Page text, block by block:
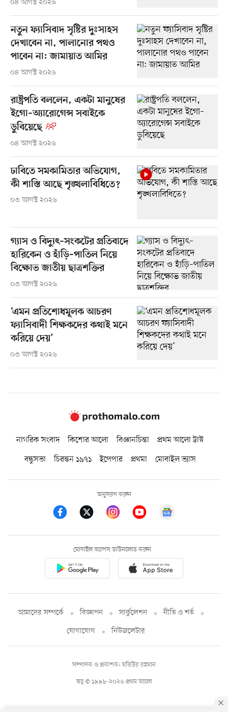
০৪ আগস্ট ২০২৬
নতুন ফ্যাসিবাদ সৃষ্টির দুঃসাহস
দেখাবেন না, পালানোর পথও
পাবেন না: জামায়াত আমির
০৪ আগস্ট ২০২৬
রাষ্ট্রপতি বললেন, একটা মানুষের
ইগো–অ্যারোগেন্স সবাইকে
ডুবিয়েছে
০৪ আগস্ট ২০২৬
ঢাবিতে সমকামিতার অভিযোগ,
কী শাস্তি আছে শৃঙ্খলাবিধিতে?
০৩ আগস্ট ২০২৬
গ্যাস ও বিদ্যুৎ–সংকটের প্রতিবাদে
হারিকেন ও হাঁড়ি–পাতিল নিয়ে
বিক্ষোভ জাতীয় ছাত্রশক্তির
০৩ আগস্ট ২০২৬
‘এমন প্রতিশোধমূলক আচরণ
ফ্যাসিবাদী শিক্ষকদের কথাই মনে
করিয়ে দেয়’
০৩ আগস্ট ২০২৬
নাগরিক সংবাদ কিশোর আলো বিজ্ঞানচিন্তা
প্রথম আলো ট্রাস্ট
বন্ধুসভা
চিরন্তন ১৯৭১ ইপেপার প্রথমা মোবাইল ভ্যাস
অনুসরণ করুন
মোবাইল অ্যাপস ডাউনলোড করুন
আমাদের সম্পর্কে বিজ্ঞাপন সার্কুলেশন
নীতি ও শর্ত
যোগাযোগ
নিউজলেটার
স্বত্ব © ১৯৯৮-২০২৬ প্রথম আলো
সম্পাদক ও প্রকাশক: মতিউর রহমান